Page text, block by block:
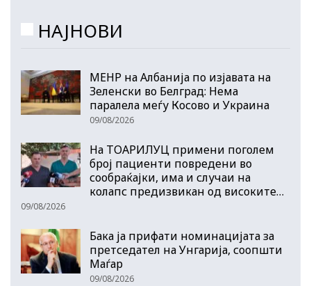
НАЈНОВИ
МЕНР на Албанија по изјавата на
Зеленски во Белград: Нема
паралела меѓу Косово и Украина
09/08/2026
На ТОАРИЛУЦ примени поголем
број пациенти повредени во
сообраќајки, има и случаи на
колапс предизвикан од високите…
09/08/2026
Бака ја прифати номинацијата за
претседател на Унгарија, соопшти
Маѓар
09/08/2026